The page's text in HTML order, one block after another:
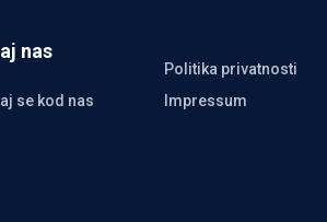
nas
Politika privatnosti
se kod nas
Impressum